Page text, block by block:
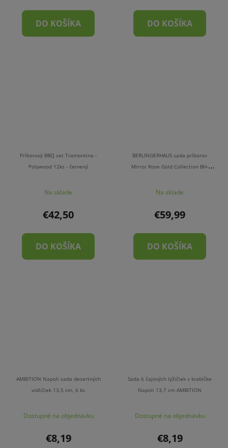
DO KOŠÍKA DO KOŠÍKA
Príborový BBQ set Tramontina -
Polywood 12ks - červený
Na sklade
€42,50
DO KOŠÍKA
BERLINGERHAUS sada príborov
Mirror Rose Gold Collection BH-
Na sklade
€59,99
DO KOŠÍKA
AMBITION Napoli sada dezertných
vidličiek 13,5 cm, 6 ks
Dostupné na objednávku
€8,19
Sada 6 čajových lyžičiek v krabičke
Napoli 13,7 cm AMBITION
Dostupné na objednávku
€8,19